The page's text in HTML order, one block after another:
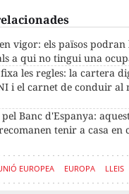
vigor: els països
a qui no tingui una
fixa les regles: la cartera
i el carnet de conduir al
Banc d'Espanya:
tenir a casa en
EUROPEA EUROPA LLEIS